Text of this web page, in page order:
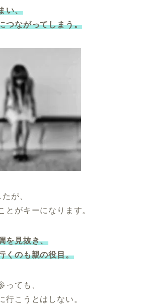
い、
つながってしまう。
が、
とがキーになります。
を見抜き、
くのも親の役目。
っても、
行こうとはしない。